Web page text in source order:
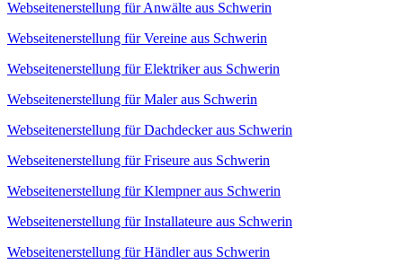
Webseitenerstellung für Anwälte aus Schwerin
Webseitenerstellung für Vereine aus Schwerin
Webseitenerstellung für Elektriker aus Schwerin
Webseitenerstellung für Maler aus Schwerin
Webseitenerstellung für Dachdecker aus Schwerin
Webseitenerstellung für Friseure aus Schwerin
Webseitenerstellung für Klempner aus Schwerin
Webseitenerstellung für Installateure aus Schwerin
Webseitenerstellung für Händler aus Schwerin